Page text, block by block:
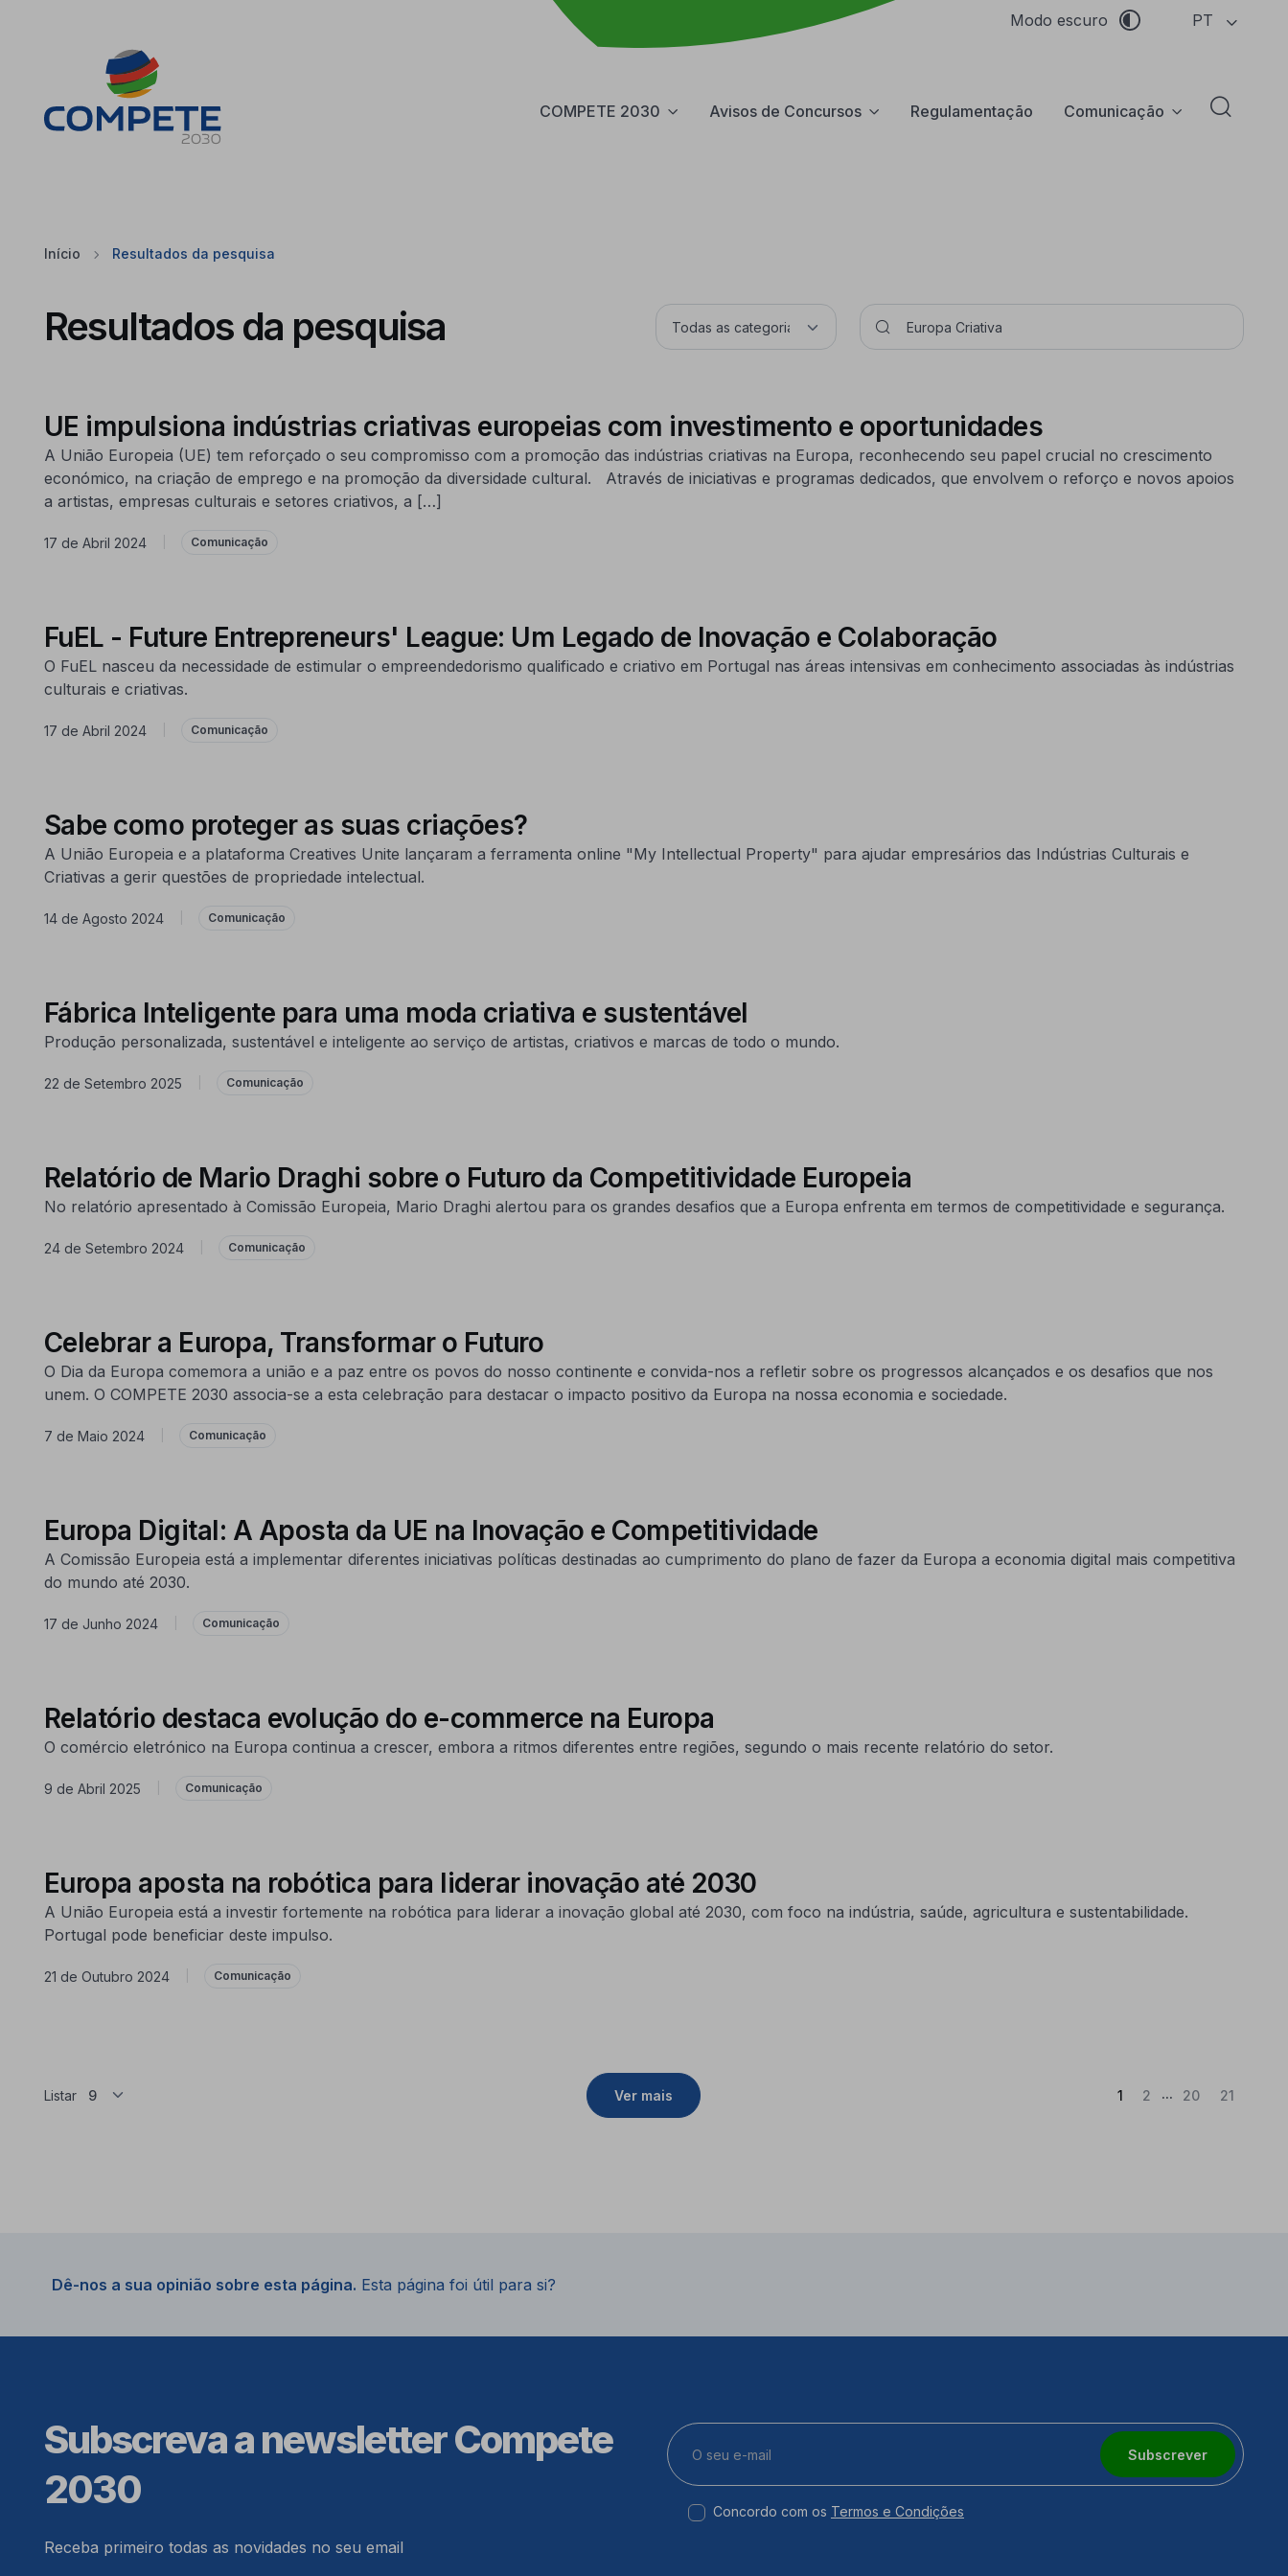
Modo escuro PT
COMPETE 2030 Avisos de Concursos Regulamentação Comunicação Abrir
Início Resultados da pesquisa
Resultados da pesquisa
UE impulsiona indústrias criativas europeias com investimento e oportunidades
A União Europeia (UE) tem reforçado o seu compromisso com a promoção das indústrias criativas na Europa, reconhecendo seu papel crucial no crescimento
económico, na criação de emprego e na promoção da diversidade cultural. Através de iniciativas e programas dedicados, que envolvem o reforço e novos apoios
a artistas, empresas culturais e setores criativos, a […]
17 de Abril 2024 Comunicação
FuEL - Future Entrepreneurs' League: Um Legado de Inovação e Colaboração
O FuEL nasceu da necessidade de estimular o empreendedorismo qualificado e criativo em Portugal nas áreas intensivas em conhecimento associadas às indústrias
culturais e criativas.
17 de Abril 2024 Comunicação
Sabe como proteger as suas criações?
A União Europeia e a plataforma Creatives Unite lançaram a ferramenta online "My Intellectual Property" para ajudar empresários das Indústrias Culturais e
Criativas a gerir questões de propriedade intelectual.
14 de Agosto 2024 Comunicação
Fábrica Inteligente para uma moda criativa e sustentável
Produção personalizada, sustentável e inteligente ao serviço de artistas, criativos e marcas de todo o mundo.
22 de Setembro 2025 Comunicação
Relatório de Mario Draghi sobre o Futuro da Competitividade Europeia
No relatório apresentado à Comissão Europeia, Mario Draghi alertou para os grandes desafios que a Europa enfrenta em termos de competitividade e segurança.
24 de Setembro 2024 Comunicação
Celebrar a Europa, Transformar o Futuro
O Dia da Europa comemora a união e a paz entre os povos do nosso continente e convida-nos a refletir sobre os progressos alcançados e os desafios que nos
unem. O COMPETE 2030 associa-se a esta celebração para destacar o impacto positivo da Europa na nossa economia e sociedade.
7 de Maio 2024 Comunicação
Europa Digital: A Aposta da UE na Inovação e Competitividade
A Comissão Europeia está a implementar diferentes iniciativas políticas destinadas ao cumprimento do plano de fazer da Europa a economia digital mais competitiva
do mundo até 2030.
17 de Junho 2024 Comunicação
Relatório destaca evolução do e-commerce na Europa
O comércio eletrónico na Europa continua a crescer, embora a ritmos diferentes entre regiões, segundo o mais recente relatório do setor.
9 de Abril 2025 Comunicação
Europa aposta na robótica para liderar inovação até 2030
A União Europeia está a investir fortemente na robótica para liderar a inovação global até 2030, com foco na indústria, saúde, agricultura e sustentabilidade.
Portugal pode beneficiar deste impulso.
21 de Outubro 2024 Comunicação
Listar Ver mais 1(Atual)
2 ... 20 21
Dê-nos a sua opinião sobre esta página. Esta página foi útil para si?
Subscreva a newsletter Compete
2030
Receba primeiro todas as novidades no seu email
Subscrever
Concordo com os Termos e Condições